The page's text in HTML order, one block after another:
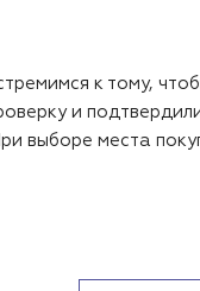
к тому,
и
выборе места